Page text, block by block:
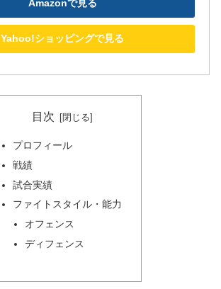
Amazonで見る
Yahoo!ショッピングで見る
目次
プロフィール
戦績
試合実績
ファイトスタイル・能力
オフェンス
ディフェンス